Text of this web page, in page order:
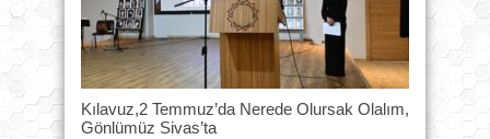
Kılavuz,2 Temmuz’da Nerede Olursak Olalım,
Gönlümüz Sivas’ta